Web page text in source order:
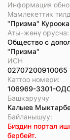
Информация
Мамлекеттик
"Призма"
Аты-жөнү орусча:
Общество с
"Призма"
ИСН
02707200910065
Каттоо номери:
106969-3301-
Башкаруучу
Калыев
Байланышуу:
Биздин портал
бербейт.